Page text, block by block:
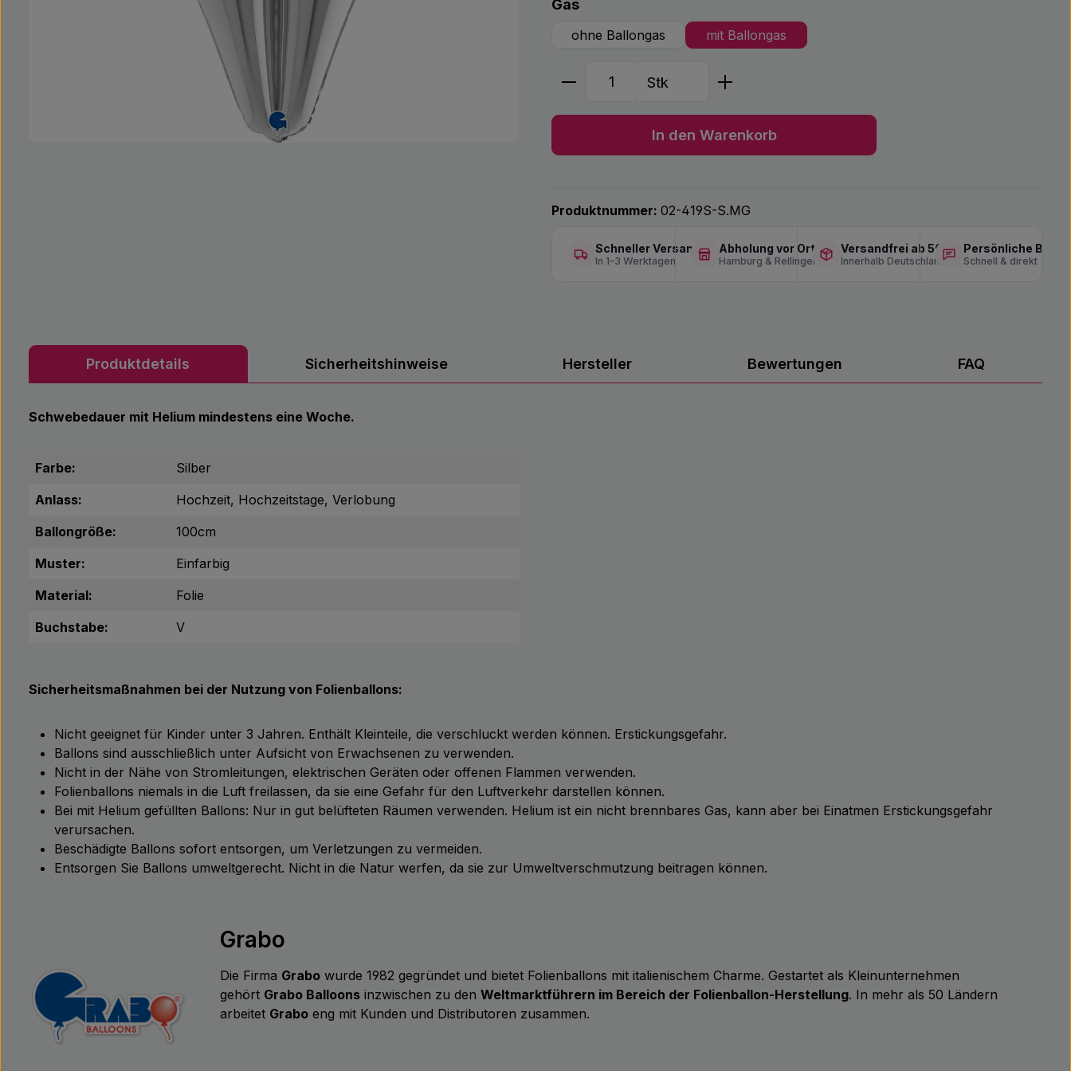
Gasauswählen
ohne Ballongas mit Ballongas
Produkt Anzahl: Gib den gewünschten Wert ein oder
Stk
In den Warenkorb
Produktnummer: 02-419S-S.MG
Schneller Versand
In 1–3 Werktagen
Abholung vor Ort
Hamburg & Rellingen
Versandfrei ab 50 €
Innerhalb Deutschlands
Persönliche
Schnell & direkt
Produktdetails Sicherheitshinweise Hersteller Bewertungen FAQ
Schwebedauer mit Helium mindestens eine Woche.
Farbe:
Silber
Anlass:
Hochzeit, Hochzeitstage, Verlobung
Ballongröße:
100cm
Muster:
Einfarbig
Material:
Folie
Buchstabe:
V
Sicherheitsmaßnahmen bei der Nutzung von Folienballons:
Nicht geeignet für Kinder unter 3 Jahren. Enthält Kleinteile, die verschluckt werden können. Erstickungsgefahr.
Ballons sind ausschließlich unter Aufsicht von Erwachsenen zu verwenden.
Nicht in der Nähe von Stromleitungen, elektrischen Geräten oder offenen Flammen verwenden.
Folienballons niemals in die Luft freilassen, da sie eine Gefahr für den Luftverkehr darstellen können.
Bei mit Helium gefüllten Ballons: Nur in gut belüfteten Räumen verwenden. Helium ist ein nicht brennbares Gas, kann aber bei Einatmen Erstickungsgefahr
verursachen.
Beschädigte Ballons sofort entsorgen, um Verletzungen zu vermeiden.
Entsorgen Sie Ballons umweltgerecht. Nicht in die Natur werfen, da sie zur Umweltverschmutzung beitragen können.
Grabo
Die Firma Grabo wurde 1982 gegründet und bietet Folienballons mit italienischem Charme. Gestartet als Kleinunternehmen
gehört Grabo Balloons inzwischen zu den Weltmarktführern im Bereich der Folienballon-Herstellung. In mehr als 50 Ländern
arbeitet Grabo eng mit Kunden und Distributoren zusammen.